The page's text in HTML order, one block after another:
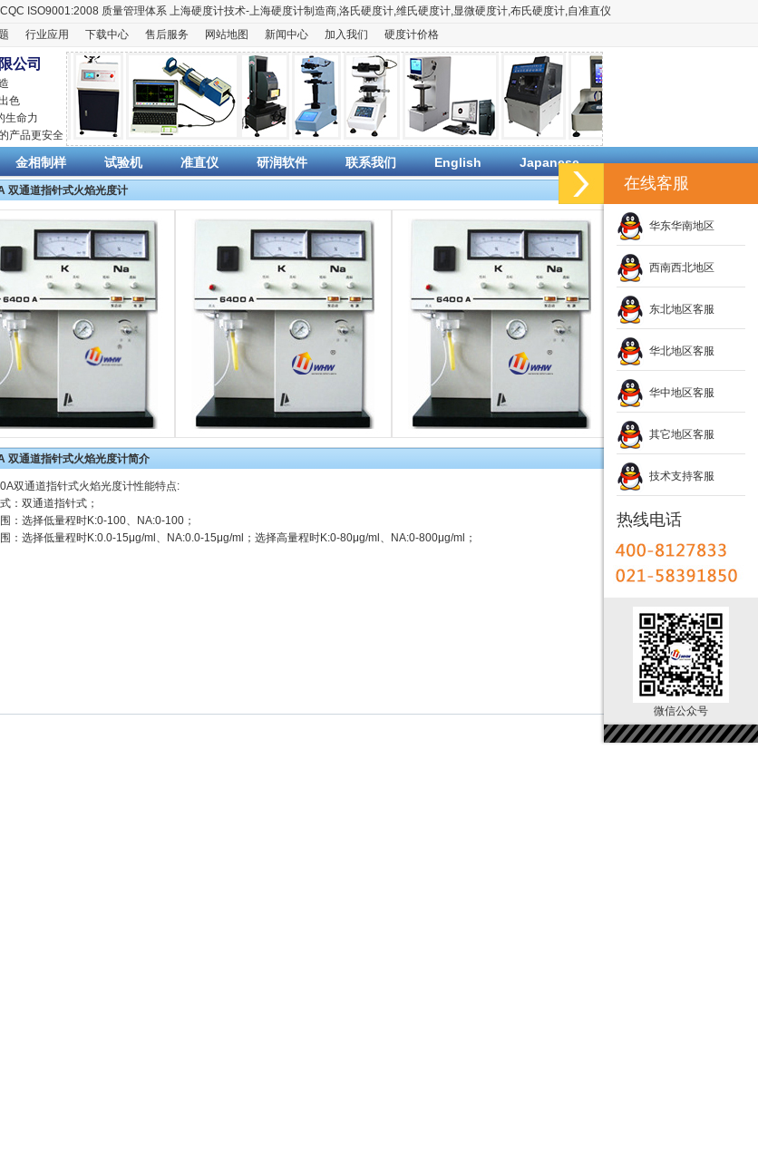
CQC ISO9001:2008 质量管理体系 上海硬度计技术-上海硬度计制造商,洛氏硬度计,维氏硬度计,显微硬度计,布氏硬度计,自准直仪
行业应用 下载中心 售后服务 网站地图 新闻中心 加入我们 硬度计价格
公司
色
生命力
产品更安全
金相制样 试验机 准直仪 研润软件 联系我们 English Japanese
双通道指针式火焰光度计
双通道指针式火焰光度计简介
双通道指针式火焰光度计性能特点:
：双通道指针式；
：选择低量程时K:0-100、NA:0-100；
：选择低量程时K:0.0-15μg/ml、NA:0.0-15μg/ml；选择高量程时K:0-80μg/ml、NA:0-800μg/ml；
在线客服
华东华南地区
西南西北地区
东北地区客服
华北地区客服
华中地区客服
其它地区客服
技术支持客服
热线电话
微信公众号